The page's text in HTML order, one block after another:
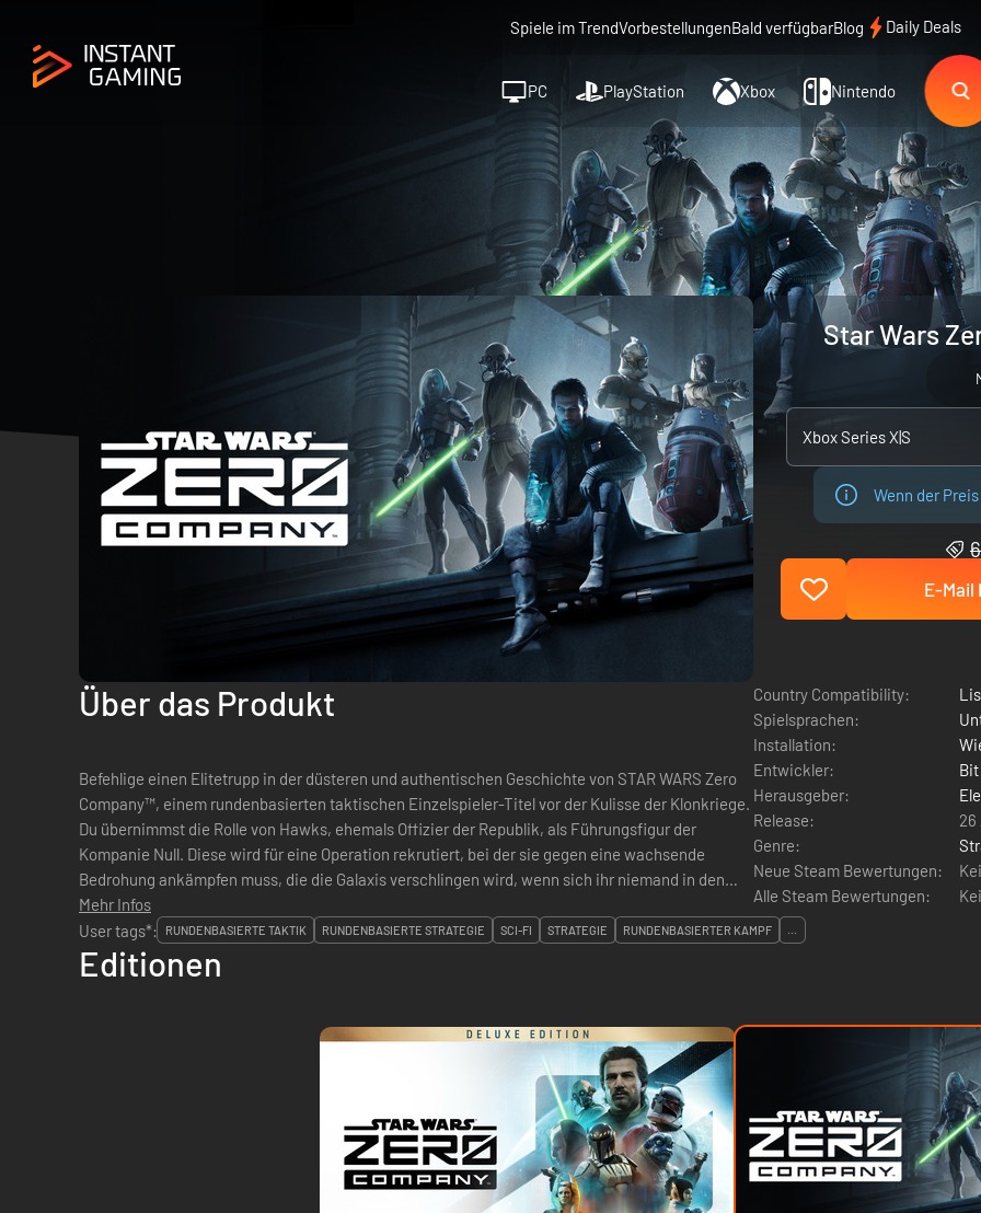
Spiele im TrendVorbestellungenBald verfügbarBlog Daily Deals
PC PlayStation Xbox Nintendo
Star Wars
Xbox Series X|S
Wenn der
E-Mail
Über das Produkt
Befehlige einen Elitetrupp in der düsteren und authentischen Geschichte von STAR WARS Zero
Company™, einem rundenbasierten taktischen Einzelspieler-Titel vor der Kulisse der Klonkriege.
Du übernimmst die Rolle von Hawks, ehemals Offizier der Republik, als Führungsfigur der
Kompanie Null. Diese wird für eine Operation rekrutiert, bei der sie gegen eine wachsende
Bedrohung ankämpfen muss, die die Galaxis verschlingen wird, wenn sich ihr niemand in den
Mehr Infos
Country Compatibility:
Spielsprachen:
Installation:
Entwickler:
Herausgeber:
Release:
26
Genre:
Neue Steam Bewertungen:
Alle Steam Bewertungen:
User tags*:
RUNDENBASIERTE TAKTIK RUNDENBASIERTE STRATEGIE SCI-FI STRATEGIE RUNDENBASIERTER KAMPF ...
Editionen